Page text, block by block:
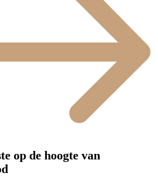
op de hoogte van